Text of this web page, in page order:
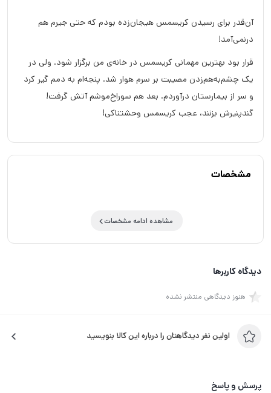
آن‌قدر برای رسیدن کریسمس هیجان‌زده بودم که حتی جیرم هم
درنمی‌آمد!
قرار بود بهترین مهمانی کریسمس در خانه‌ی من برگزار شود. ولی در
یک چشم‌به‌هم‌زدن مصیبت بر سرم هوار شد. پنجه‌ام به دمم گیر کرد
و سر از بیمارستان درآوردم. بعد هم سوراخ‌موشم آتش گرفت!
گندپنیرش بزنند، عجب کریسمس وحشتناکی!
مشخصات
مشاهده ادامه مشخصات
دیدگاه کاربرها
هنوز دیدگاهی منتشر نشده
اولین نفر دیدگاهتان را درباره این کالا بنویسید
پرسش و پاسخ